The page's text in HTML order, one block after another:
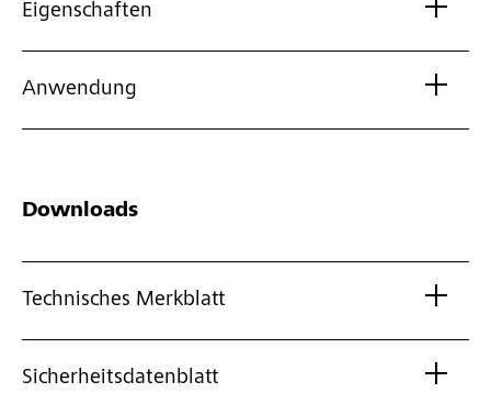
Eigenschaften
Anwendung
Downloads
Technisches Merkblatt
Sicherheitsdatenblatt